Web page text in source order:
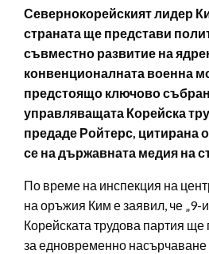
Севернокорейският лидер
страната ще представи
съвместно развитие на
конвенционалната военна
предстоящо ключово
управляващата Корейска
предаде Ройтерс, цитирана
се на държавната медия на
По време на инспекция на
на оръжия Ким е заявил, че „9-
Корейската трудова партия ще
за едновременно насърчаване